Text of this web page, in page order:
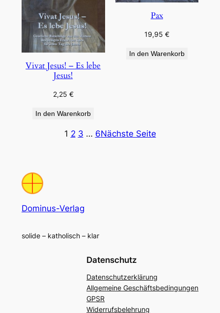
Vivat Jesus! – Es lebe
Jesus!
2,25 €
In den Warenkorb
Pax
19,95 €
In den Warenkorb
1 2 3 … 6Nächste Seite
Dominus-Verlag
solide – katholisch – klar
Datenschutz
Datenschutzerklärung
Allgemeine Geschäftsbedingungen
GPSR
Widerrufsbelehrung